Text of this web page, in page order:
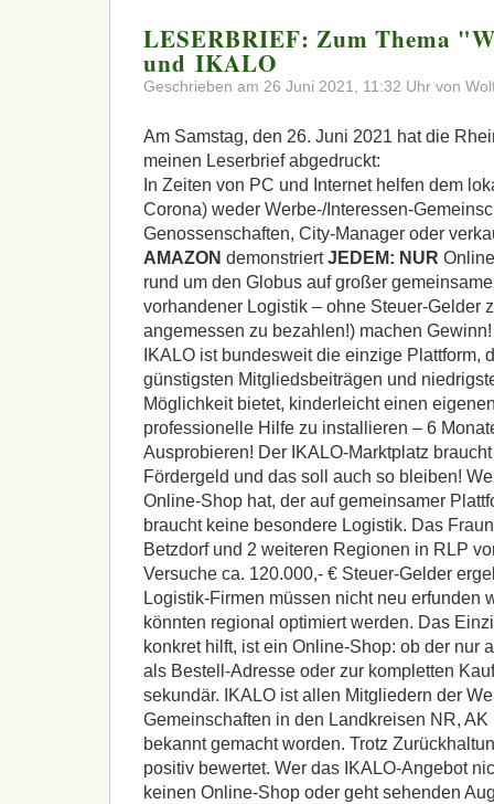
LESERBRIEF: Zum Thema
und IKALO
Geschrieben am 26 Juni 2021, 11:32 Uhr von
Am Samstag, den 26. Juni 2021 hat die
meinen Leserbrief abgedruckt:
In Zeiten von PC und Internet helfen dem
Corona) weder Werbe-/Interessen-
Genossenschaften, City-Manager oder
AMAZON demonstriertJEDEM: NUR
rund um den Globus auf großer
vorhandener Logistik – ohne Steuer-Gelder
angemessen zu bezahlen!) machen Gewinn!
IKALO ist bundesweit die einzige Plattform,
günstigsten Mitgliedsbeiträgen und
Möglichkeit bietet, kinderleicht einen
professionelle Hilfe zu installieren – 6
Ausprobieren! Der IKALO-Marktplatz
Fördergeld und das soll auch so bleiben!
Online-Shop hat, der auf gemeinsamer
braucht keine besondere Logistik. Das
Betzdorf und 2 weiteren Regionen in RLP
Versuche ca. 120.000,- € Steuer-Gelder
Logistik-Firmen müssen nicht neu erfunden
könnten regional optimiert werden. Das
konkret hilft, ist ein Online-Shop: ob der nur
als Bestell-Adresse oder zur kompletten
sekundär.
IKALO ist allen Mitgliedern der
Gemeinschaften in den Landkreisen NR,
bekannt gemacht worden. Trotz
positiv bewertet. Wer das IKALO-Angebot
keinen Online-Shop oder geht sehenden